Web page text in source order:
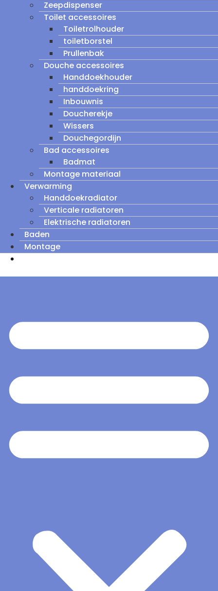
Zeepdispenser
Toilet accessoires
Toiletrolhouder
toiletborstel
Prullenbak
Douche accessoires
Handdoekhouder
handdoekring
Inbouwnis
Doucherekje
Wissers
Douchegordijn
Bad accessoires
Badmat
Montage materiaal
Verwarming
Handdoekradiator
Verticale radiatoren
Elektrische radiatoren
Baden
Montage